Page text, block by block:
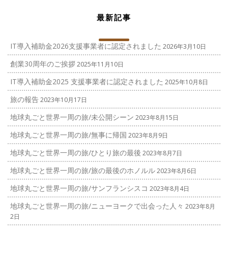
最新記事
IT導入補助金2026支援事業者に認定されました 2026年3月10日
創業30周年のご挨拶2025年11月10日
IT導入補助金2025 支援事業者に認定されました 2025年10月8日
旅の報告2023年10月17日
地球丸ごと世界一周の旅/未公開シーン 2023年8月15日
地球丸ごと世界一周の旅/無事に帰国 2023年8月9日
地球丸ごと世界一周の旅/ひとり旅の最後 2023年8月7日
地球丸ごと世界一周の旅/旅の最後のホノルル2023年8月6日
地球丸ごと世界一周の旅/サンフランシスコ 2023年8月4日
地球丸ごと世界一周の旅/ニューヨークで出会った人々 2023年8月
2日